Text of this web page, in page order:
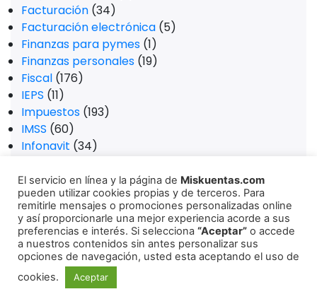
Facturación (34)
Facturación electrónica (5)
Finanzas para pymes (1)
Finanzas personales (19)
Fiscal (176)
IEPS (11)
Impuestos (193)
IMSS (60)
Infonavit (34)
IVA(13)
Jurídico(61)
Laboral(85)
LEY FEDERAL DEL TRABAJO(24)
México(336)
miskuentas(305)
Nómina
(27)
El servicio en línea y la página de Miskuentas.com
pueden utilizar cookies propias y de terceros. Para
remitirle mensajes o promociones personalizadas online
y así proporcionarle una mejor experiencia acorde a sus
preferencias e interés. Si selecciona “Aceptar” o accede
a nuestros contenidos sin antes personalizar sus
opciones de navegación, usted esta aceptando el uso de
cookies.
Aceptar